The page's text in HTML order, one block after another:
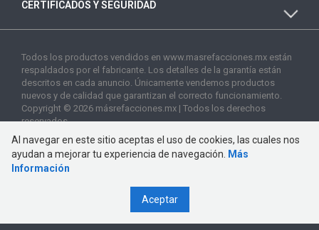
CERTIFICADOS Y SEGURIDAD
Todos los productos vendidos en www.masrefacciones.mx están
respaldados por el fabricante. Los detalles de la garantía están
descritos en cada anuncio. Únicamente vendemos productos
nuevos y de calidad que garantizan el correcto funcionamiento.
Copyright © 2026 másrefacciones.mx | Todos los derechos
reservados
Al navegar en este sitio aceptas el uso de cookies, las cuales nos
ayudan a mejorar tu experiencia de navegación.
Más
Información
Aceptar